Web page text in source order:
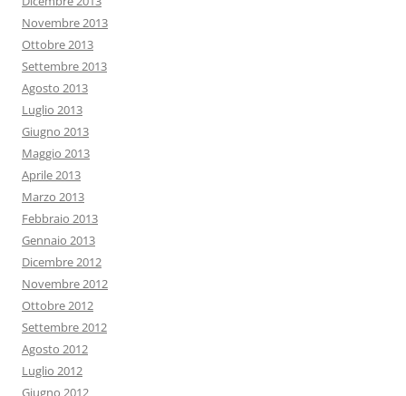
Novembre 2013
Ottobre 2013
Settembre 2013
Agosto 2013
Luglio 2013
Giugno 2013
Maggio 2013
Aprile 2013
Marzo 2013
Febbraio 2013
Gennaio 2013
Dicembre 2012
Novembre 2012
Ottobre 2012
Settembre 2012
Agosto 2012
Luglio 2012
Giugno 2012